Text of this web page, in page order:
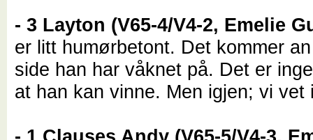
- 3 Layton (V65-4/V4-2, Emelie
er litt humørbetont. Det kommer
side han har våknet på. Det er
at han kan vinne. Men igjen; vi